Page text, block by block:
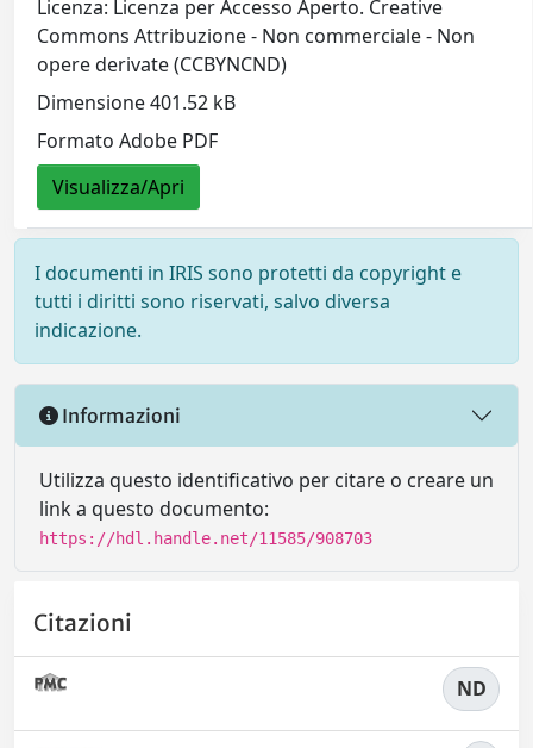
Licenza: Licenza per Accesso Aperto. Creative
Commons Attribuzione - Non commerciale - Non
opere derivate (CCBYNCND)
Dimensione 401.52 kB
Formato Adobe PDF
Visualizza/Apri
I documenti in IRIS sono protetti da copyright e
tutti i diritti sono riservati, salvo diversa
indicazione.
Informazioni
Utilizza questo identificativo per citare o creare un
link a questo documento:
https://hdl.handle.net/11585/908703
Citazioni
ND